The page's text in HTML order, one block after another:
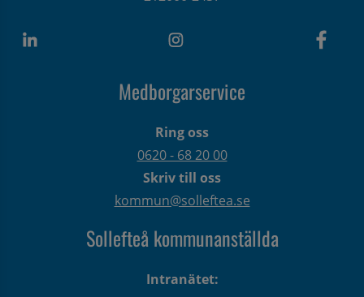
Medborgarservice
Ring oss
0620 - 68 20 00
Skriv till oss
kommun@solleftea.se
Sollefteå kommunanställda
Intranätet: